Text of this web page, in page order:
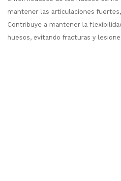
mantener las articulaciones
Contribuye a mantener la
huesos, evitando fracturas y